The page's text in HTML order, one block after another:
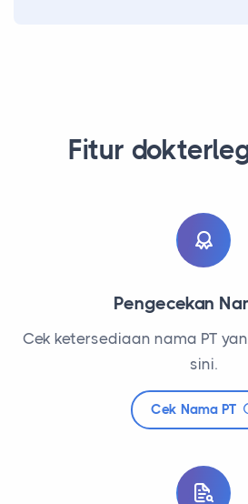
Fitur
Pengecekan
Cek ketersediaan nama PT
sini.
Cek Nama PT